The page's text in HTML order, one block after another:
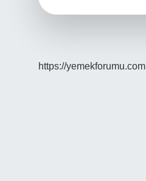
https://yemekforumu.com